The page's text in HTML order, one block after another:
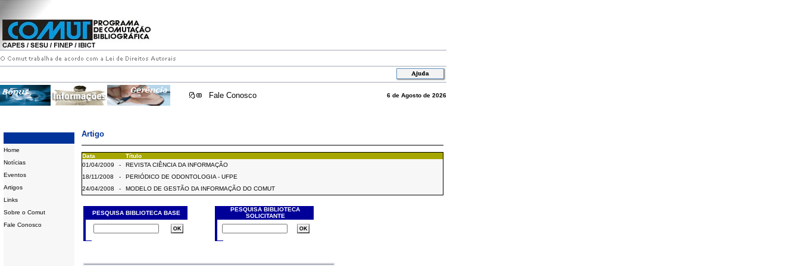
Fale Conosco 6 de Agosto de 2026
Home
Notícias
Eventos
Artigos
Links
Sobre o Comut
Fale Conosco
Artigo
Data
Título
01/04/2009
-
REVISTA CIÊNCIA DA INFORMAÇÃO
18/11/2008
-
PERIÓDICO DE ODONTOLOGIA - UFPE
24/04/2008
- MODELO DE GESTÃO DA INFORMAÇÃO DO COMUT
PESQUISA BIBLIOTECA BASE
PESQUISA BIBLIOTECA
SOLICITANTE